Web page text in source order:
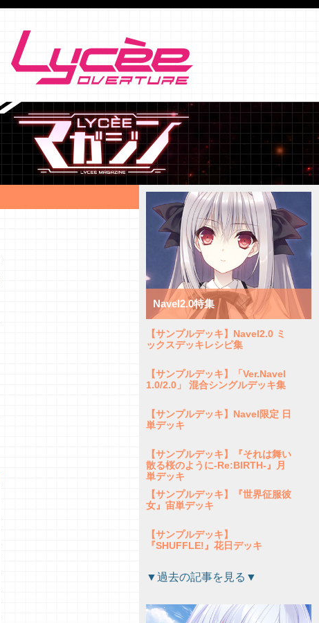
Navel2.0特集
【サンプルデッキ】Navel2.0 ミ
ックスデッキレシピ集
【サンプルデッキ】「Ver.Navel
1.0/2.0」 混合シングルデッキ集
【サンプルデッキ】Navel限定 日
単デッキ
【サンプルデッキ】『それは舞い
散る桜のように-Re:BIRTH-』月
単デッキ
【サンプルデッキ】『世界征服彼
女』宙単デッキ
【サンプルデッキ】
『SHUFFLE!』花日デッキ
【サンプルデッキ】『月に寄りそ
う乙女の作法２』雪単デッキ
▼過去の記事を見る▼